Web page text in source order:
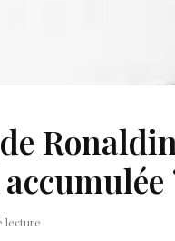
lecture